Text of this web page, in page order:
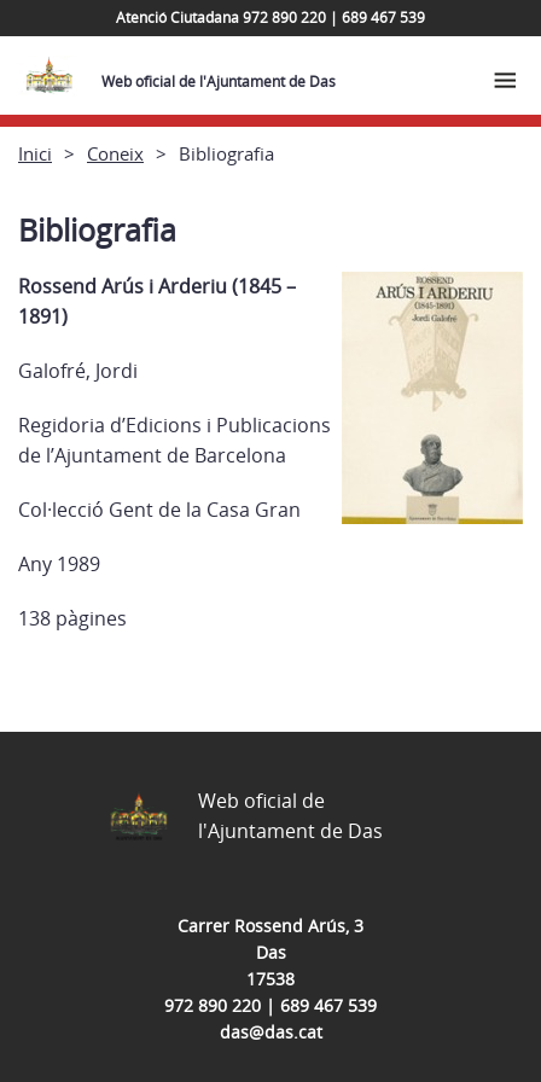
Atenció Ciutadana 972 890 220 | 689 467 539
Web oficial de l'Ajuntament de Das
Inici Coneix Bibliografia
Bibliografia
Rossend Arús i Arderiu (1845 –
1891)
Galofré, Jordi
Regidoria d’Edicions i Publicacions
de l’Ajuntament de Barcelona
Col·lecció Gent de la Casa Gran
Any 1989
138 pàgines
Carrer Rossend Arús, 3
Das
17538
972 890 220 | 689 467 539
das@das.cat
Web oficial de
l'Ajuntament de Das